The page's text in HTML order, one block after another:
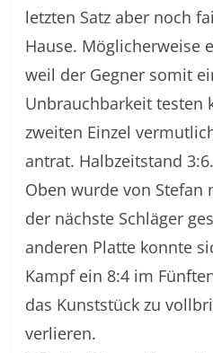
letzten Satz aber noch
Hause. Möglicherweise
weil der Gegner somit
Unbrauchbarkeit testen
zweiten Einzel
antrat. Halbzeitstand 3:6.
Oben wurde von Stefan
der nächste Schläger
anderen Platte konnte
Kampf ein 8:4 im
das Kunststück zu
verlieren.